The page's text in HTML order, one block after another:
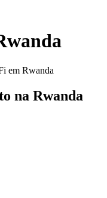
em Rwanda
na Rwanda